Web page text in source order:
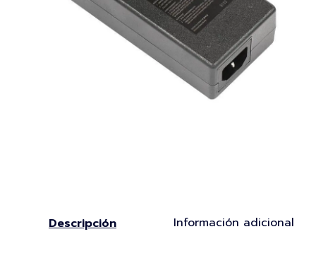
Descripción Información adicional